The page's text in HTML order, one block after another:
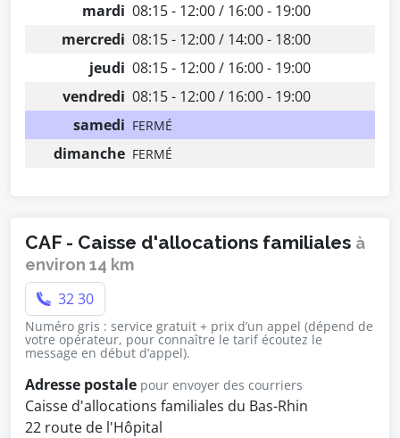
mardi 08:15 - 12:00 / 16:00 - 19:00
mercredi 08:15 - 12:00 / 14:00 - 18:00
jeudi 08:15 - 12:00 / 16:00 - 19:00
vendredi 08:15 - 12:00 / 16:00 - 19:00
samedi FERMÉ
dimanche FERMÉ
CAF - Caisse d'allocations familiales à
environ 14 km
32 30
Numéro gris : service gratuit + prix d’un appel (dépend de
votre opérateur, pour connaître le tarif écoutez le
message en début d’appel).
Adresse postale pour envoyer des courriers
Caisse d'allocations familiales du Bas-Rhin
22 route de l'Hôpital